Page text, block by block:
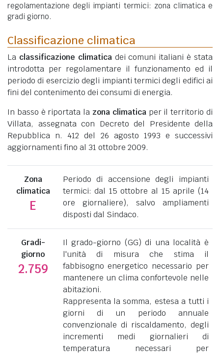
regolamentazione degli impianti termici: zona climatica e
gradi giorno.
Classificazione climatica
La classificazione climaticadei comuni italiani è stata
introdotta per regolamentare il funzionamento ed il
periodo di esercizio degli impianti termici degli edifici ai
fini del contenimento dei consumi di energia.
In basso è riportata la zona climaticaper il territorio di
Villata, assegnata con Decreto del Presidente della
Repubblica n. 412 del 26 agosto 1993 e successivi
aggiornamenti fino al 31 ottobre 2009.
Zona
climatica
E
Periodo di accensione degli impianti
termici: dal 15 ottobre al 15 aprile (14
ore giornaliere), salvo ampliamenti
disposti dal Sindaco.
Gradi-
giorno
2.759
Il grado-giorno (GG) di una località è
l'unità di misura che stima il
fabbisogno energetico necessario per
mantenere un clima confortevole nelle
abitazioni.
Rappresenta la somma, estesa a tutti i
giorni di un periodo annuale
convenzionale di riscaldamento, degli
incrementi medi giornalieri di
temperatura necessari per